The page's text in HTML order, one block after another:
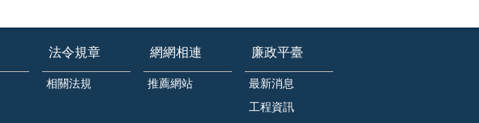
法令規章
相關法規
網網相連
推薦網站
廉政平臺
最新消息
工程資訊